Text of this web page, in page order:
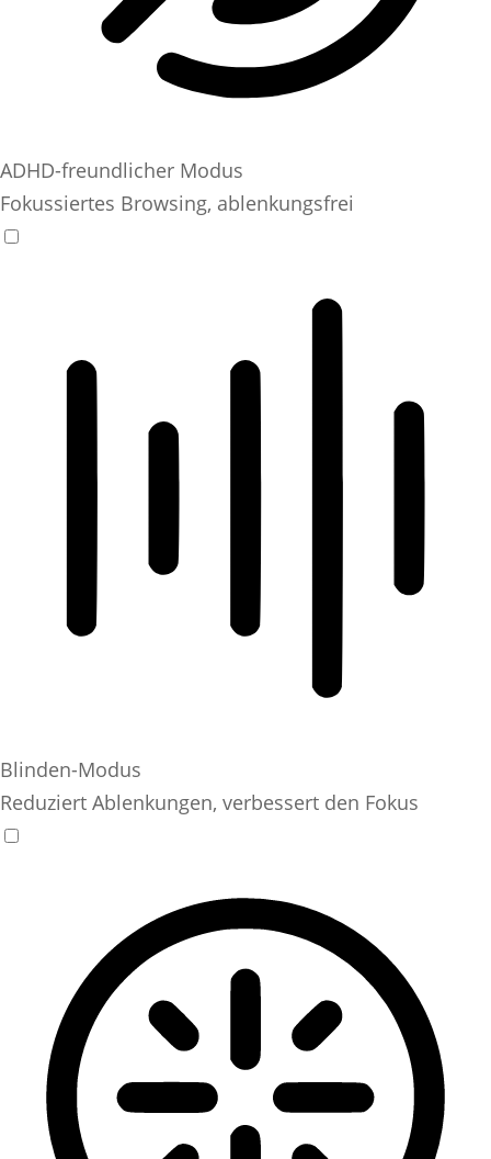
ADHD-freundlicher Modus
Fokussiertes Browsing, ablenkungsfrei
Blinden-Modus
Reduziert Ablenkungen, verbessert den Fokus